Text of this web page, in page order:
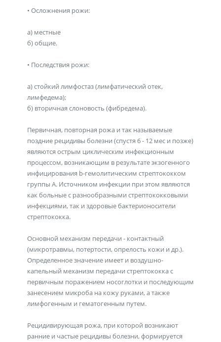
• Осложнения рожи:
а) местные
б) общие.
• Последствия рожи:
а) стойкий лимфостаз (лимфатический отек,
лимфедема);
б) вторичная слоновость (фибредема).
Первичная, повторная рожа и так называемые
поздние рецидивы болезни (спустя 6 - 12 мес и позже)
являются острым циклическим инфекционным
процессом, возникающим в результате экзогенного
инфицирования b-гемолитическим стрептококком
группы А. Источником инфекции при этом являются
как больные с разнообразными стрептококковыми
инфекциями, так и здоровые бактерионосители
стрептококка.
Основной механизм передачи - контактный
(микротравмы, потертости, опрелость кожи и др.).
Определенное значение имеет и воздушно-
капельный механизм передачи стрептококка с
первичным поражением носоглотки и последующим
занесением микроба на кожу руками, а также
лимфогенным и гематогенным путем.
Рецидивирующая рожа, при которой возникают
ранние и частые рецидивы болезни, формируется